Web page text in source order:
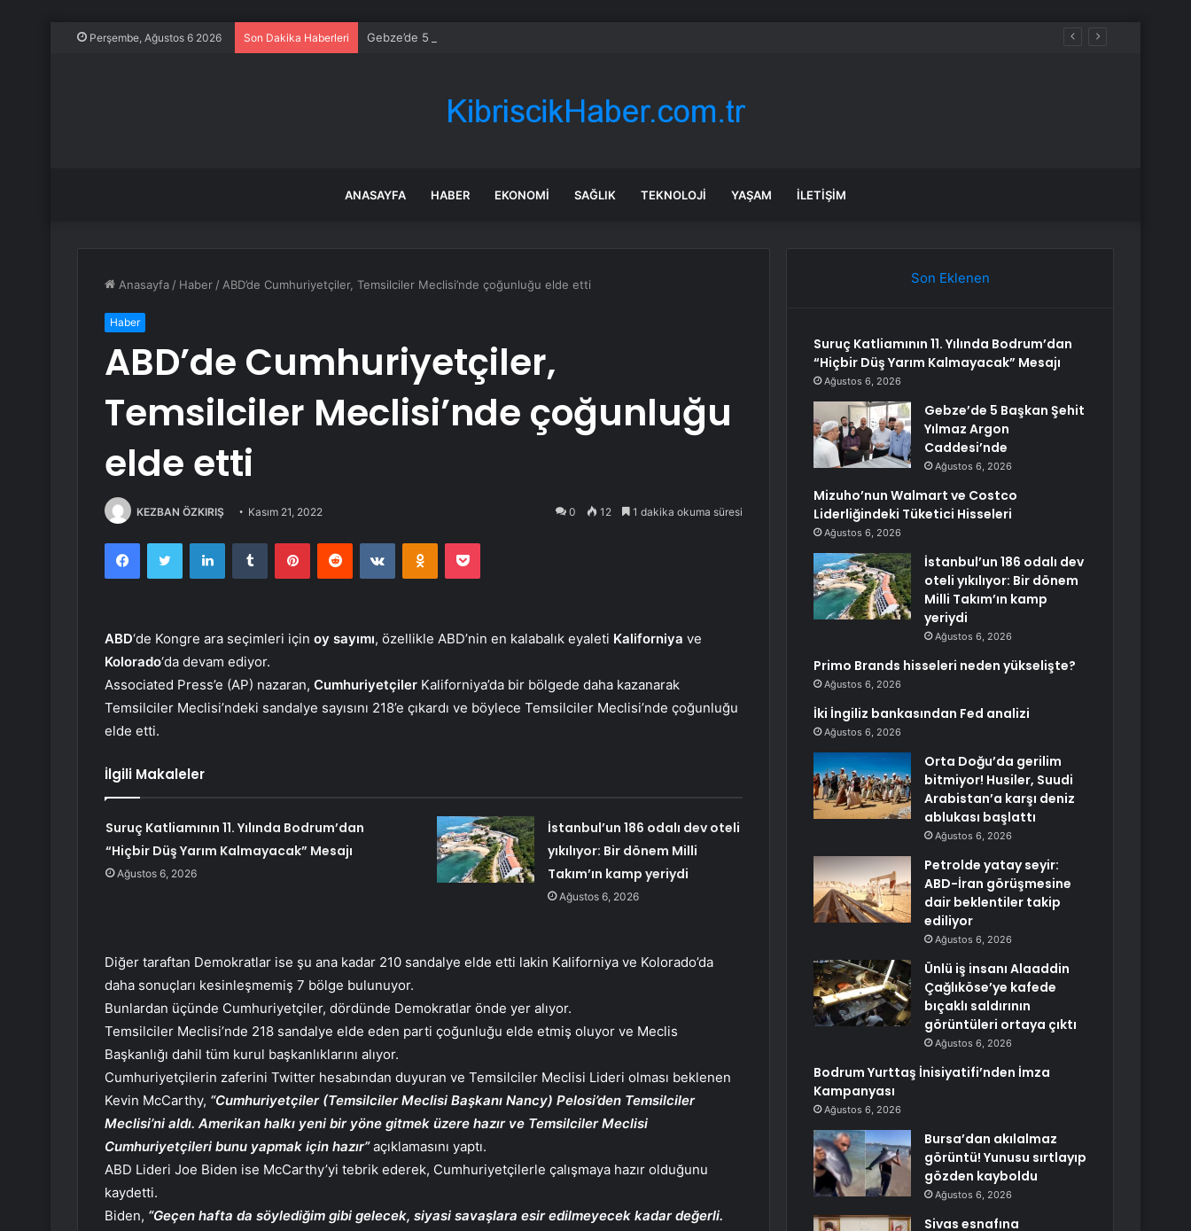
Perşembe, Ağustos 6 2026 Son Dakika Haberleri Gebze’de 5 Başkan Şehit Yılmaz Argon Caddesi’nde
ANASAYFA HABER EKONOMI SAĞLIK TEKNOLOJI YAŞAM İLETIŞIM
Anasayfa / Haber / ABD’de Cumhuriyetçiler, Temsilciler Meclisi’nde çoğunluğu elde etti
Haber
ABD’de Cumhuriyetçiler,
Temsilciler Meclisi’nde çoğunluğu
elde etti
KEZBAN ÖZKIRIŞ Kasım 21, 2022 0 12 1 dakika okuma süresi
FacebookTwitter LinkedInTumblr PinterestReddit VKontakteOdnoklassniki
Pocket
ABD‘de Kongre ara seçimleri için oy sayımı, özellikle ABD’nin en kalabalık eyaleti Kaliforniya ve
Kolorado‘da devam ediyor.
Associated Press’e (AP) nazaran, Cumhuriyetçiler Kaliforniya’da bir bölgede daha kazanarak
Temsilciler Meclisi’ndeki sandalye sayısını 218’e çıkardı ve böylece Temsilciler Meclisi’nde çoğunluğu
elde etti.
İlgili Makaleler
Suruç Katliamının 11. Yılında Bodrum’dan
“Hiçbir Düş Yarım Kalmayacak” Mesajı
Ağustos 6, 2026
İstanbul’un 186 odalı dev oteli
yıkılıyor: Bir dönem Milli
Takım’ın kamp yeriydi
Ağustos 6, 2026
Diğer taraftan Demokratlar ise şu ana kadar 210 sandalye elde etti lakin Kaliforniya ve Kolorado’da
daha sonuçları kesinleşmemiş 7 bölge bulunuyor.
Bunlardan üçünde Cumhuriyetçiler, dördünde Demokratlar önde yer alıyor.
Temsilciler Meclisi’nde 218 sandalye elde eden parti çoğunluğu elde etmiş oluyor ve Meclis
Başkanlığı dahil tüm kurul başkanlıklarını alıyor.
Cumhuriyetçilerin zaferini Twitter hesabından duyuran ve Temsilciler Meclisi Lideri olması beklenen
Kevin McCarthy, “Cumhuriyetçiler (Temsilciler Meclisi Başkanı Nancy) Pelosi’den Temsilciler
Meclisi’ni aldı. Amerikan halkı yeni bir yöne gitmek üzere hazır ve Temsilciler Meclisi
Cumhuriyetçileri bunu yapmak için hazır”açıklamasını yaptı.
ABD Lideri Joe Biden ise McCarthy’yi tebrik ederek, Cumhuriyetçilerle çalışmaya hazır olduğunu
kaydetti.
Biden, “Geçen hafta da söylediğim gibi gelecek, siyasi savaşlara esir edilmeyecek kadar değerli.
Son Eklenen
Suruç Katliamının 11. Yılında Bodrum’dan
“Hiçbir Düş Yarım Kalmayacak” Mesajı
Ağustos 6, 2026
Gebze’de 5 Başkan Şehit
Yılmaz Argon
Caddesi’nde
Ağustos 6, 2026
Mizuho’nun Walmart ve Costco
Liderliğindeki Tüketici Hisseleri
Ağustos 6, 2026
İstanbul’un 186 odalı dev
oteli yıkılıyor: Bir dönem
Milli Takım’ın kamp
yeriydi
Ağustos 6, 2026
Primo Brands hisseleri neden yükselişte?
Ağustos 6, 2026
İki İngiliz bankasından Fed analizi
Ağustos 6, 2026
Orta Doğu’da gerilim
bitmiyor! Husiler, Suudi
Arabistan’a karşı deniz
ablukası başlattı
Ağustos 6, 2026
Petrolde yatay seyir:
ABD-İran görüşmesine
dair beklentiler takip
ediliyor
Ağustos 6, 2026
Ünlü iş insanı Alaaddin
Çağlıköse’ye kafede
bıçaklı saldırının
görüntüleri ortaya çıktı
Ağustos 6, 2026
Bodrum Yurttaş İnisiyatifi’nden İmza
Kampanyası
Ağustos 6, 2026
Bursa’dan akılalmaz
görüntü! Yunusu sırtlayıp
gözden kayboldu
Ağustos 6, 2026
Sivas esnafına